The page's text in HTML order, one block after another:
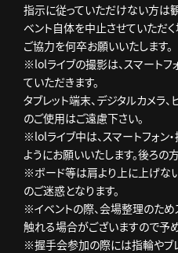
指示に従っていただけない方は
ベント自体を中止させていただく
ご協力を何卒お願いいたします。
※lolライブの撮影は、スマートフ
ていただきます。
タブレット端末、デジタルカメラ
のご使用はご遠慮下さい。
※lolライブ中は、スマートフォ
ようにお願いいたします。後ろの
※ボード等は肩より上に上げな
のご迷惑となります。
※イベントの際、会場整理のた
触れる場合がございますので予
※握手会参加の際には指輪やブ